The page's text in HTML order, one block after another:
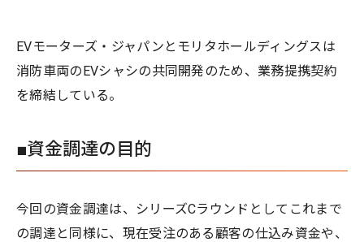
EVモーターズ・ジャパンとモリタホールディングスは
消防車両のEVシャシの共同開発のため、業務提携契約
を締結している。
■資金調達の目的
今回の資金調達は、シリーズCラウンドとしてこれまで
の調達と同様に、現在受注のある顧客の仕込み資金や、